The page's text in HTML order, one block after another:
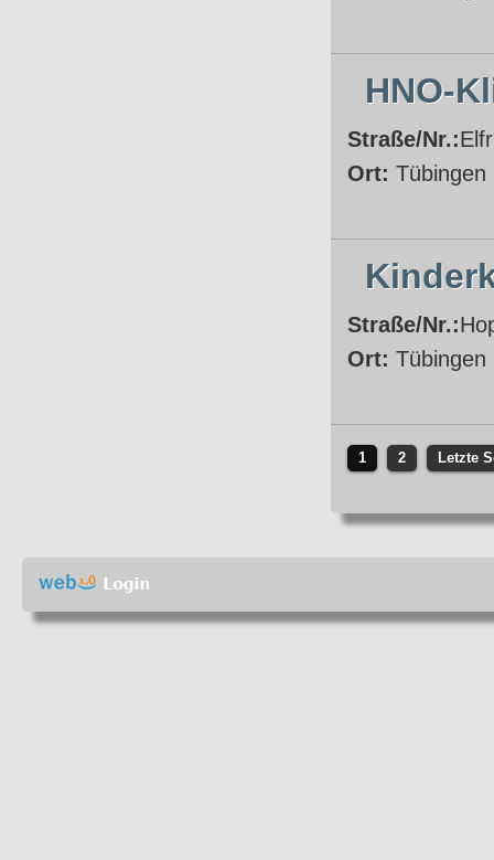
HNO-
Straße/Nr.:
Ort: Tübingen
Straße/Nr.:
Ort: Tübingen
1 2 Letzte